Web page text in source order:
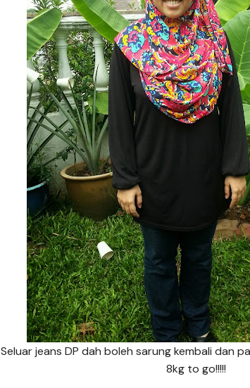
Seluar jeans DP dah boleh sarung kembali dan
8kg to go!!!!!